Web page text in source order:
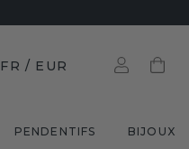
FR / EUR
PENDENTIFS BIJOUX